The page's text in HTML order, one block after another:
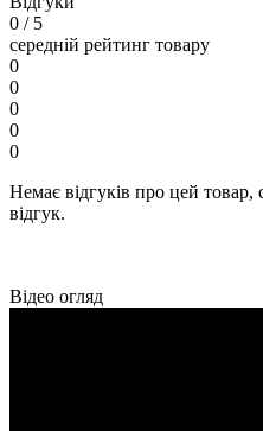
0 / 5
середній рейтинг товару
0
0
0
0
0
Немає відгуків про цей
відгук.
Відео огляд